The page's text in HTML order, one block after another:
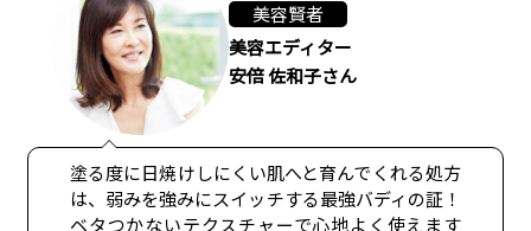
美容賢者
美容エディター
安倍 佐和子さん
塗る度に日焼けしにくい肌へと育んでくれる処方
は、弱みを強みにスイッチする最強バディの証！
ベタつかないテクスチャーで心地よく使えます